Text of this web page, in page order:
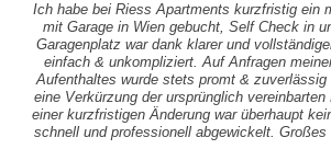
Ich habe bei Riess Apartments kurzfristig ein
mit Garage in Wien gebucht, Self Check in
Garagenplatz war dank klarer und
einfach & unkompliziert. Auf Anfragen
Aufenthaltes wurde stets promt & zuverlässig
eine Verkürzung der ursprünglich vereinbarten
einer kurzfristigen Änderung war überhaupt
schnell und professionell abgewickelt.